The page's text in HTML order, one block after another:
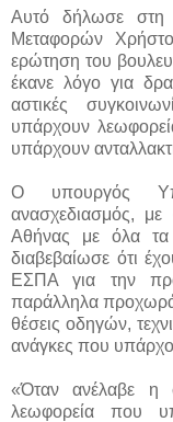
Αυτό δήλωσε
Μεταφορών
ερώτηση του
έκανε λόγο για
αστικές
υπάρχουν
υπάρχουν
Ο υπουργός
ανασχεδιασμός, με
Αθήνας με όλα τα
διαβεβαίωσε ότι
ΕΣΠΑ για την
παράλληλα
θέσεις οδηγών,
ανάγκες που
«Όταν ανέλαβε η
λεωφορεία που